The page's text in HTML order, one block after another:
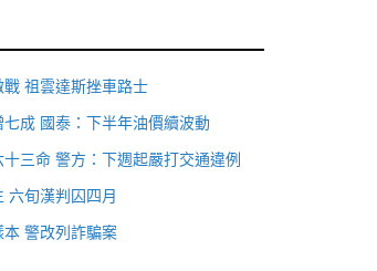
祖雲達斯挫車路士
七成 國泰：下半年油價續波動
十三命 警方：下週起嚴打交通違例
六旬漢判囚四月
警改列詐騙案